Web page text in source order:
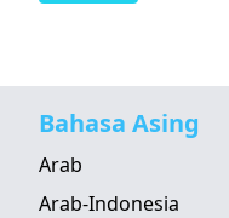
Bahasa Asing
Arab
Arab-Indonesia